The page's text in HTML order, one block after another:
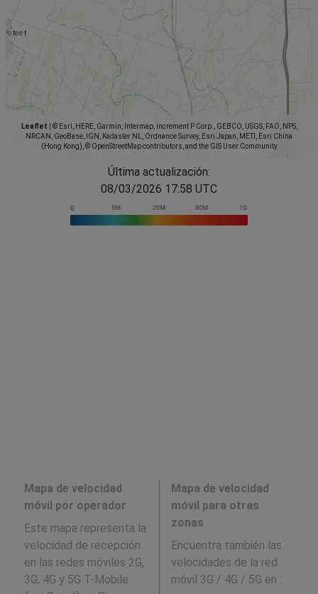
Leaflet
© Esri, HERE, Garmin, Intermap, increment P Corp., GEBCO, USGS, FAO, NPS,
NRCAN, GeoBase, IGN, Kadaster NL, Ordnance Survey, Esri Japan, METI, Esri China
(Hong Kong), © OpenStreetMap contributors, and the GIS User Community
Última actualización:
08/03/2026 17:58 UTC
Mapa de velocidad
móvil por operador
Este mapa representa la
velocidad de recepción
en las redes móviles 2G,
3G, 4G y 5G T-Mobile
Mapa de velocidad
móvil para otras
zonas
Encuentra también las
velocidades de la red
móvil 3G / 4G / 5G en :